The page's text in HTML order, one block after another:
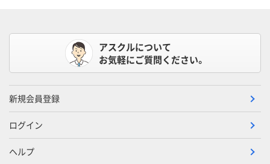
アスクルについて
お気軽にご質問ください。
新規会員登録
ログイン
ヘルプ